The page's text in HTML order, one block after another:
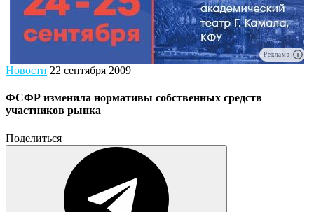
Реклама
Новости 22 сентября 2009
ФСФР изменила нормативы собственных средств
участников рынка
Поделиться